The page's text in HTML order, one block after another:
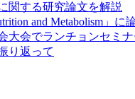
関する研究論文を解説
and Metabolism」に
会でランチョンセミ
り返って